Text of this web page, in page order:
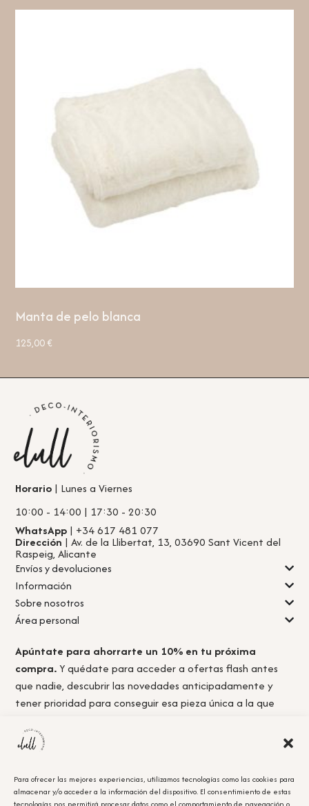
Para ofrecer las mejores experiencias, utilizamos tecnologías como las cookies para
almacenar y/o acceder a la información del dispositivo. El consentimiento de estas
Manta de pelo blanca
125,00€
Horario | Lunes a Viernes
10:00 - 14:00 | 17:30 - 20:30
WhatsApp | +34 617 481 077
Dirección | Av. de la Llibertat, 13, 03690 Sant Vicent del
Raspeig, Alicante
Envíos y devoluciones
Información
Sobre nosotros
Área personal
Apúntate para ahorrarte un 10% en tu próxima
compra.Y quédate para acceder a ofertas flash antes
que nadie, descubrir las novedades anticipadamente y
tener prioridad para conseguir esa pieza única a la que